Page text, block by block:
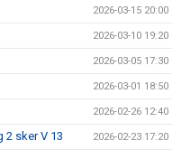
2026-03-15 20:00
2026-03-10 19:20
2026-03-05 17:30
2026-03-01 18:50
2026-02-26 12:40
2 sker V 13 2026-02-23 17:20